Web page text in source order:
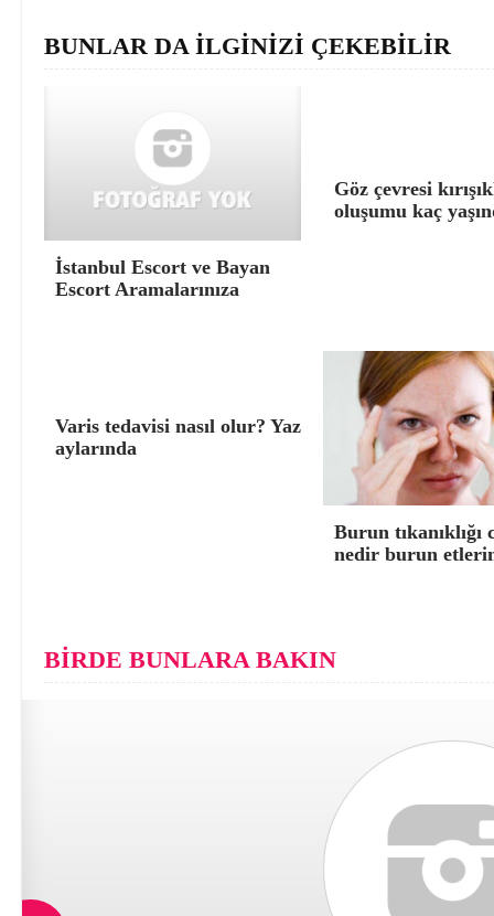
BUNLAR DA İLGİNİZİ ÇEKEBİLİR
İstanbul Escort ve Bayan
Escort Aramalarınıza
Göz çevresi
oluşumu kaç
Varis tedavisi nasıl olur? Yaz
aylarında
Burun tıkanıklığı
nedir burun
BİRDE BUNLARA BAKIN